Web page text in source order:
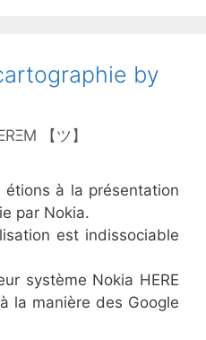
by
【ツ】
à la présentation
par Nokia.
est indissociable
système Nokia HERE
la manière des Google